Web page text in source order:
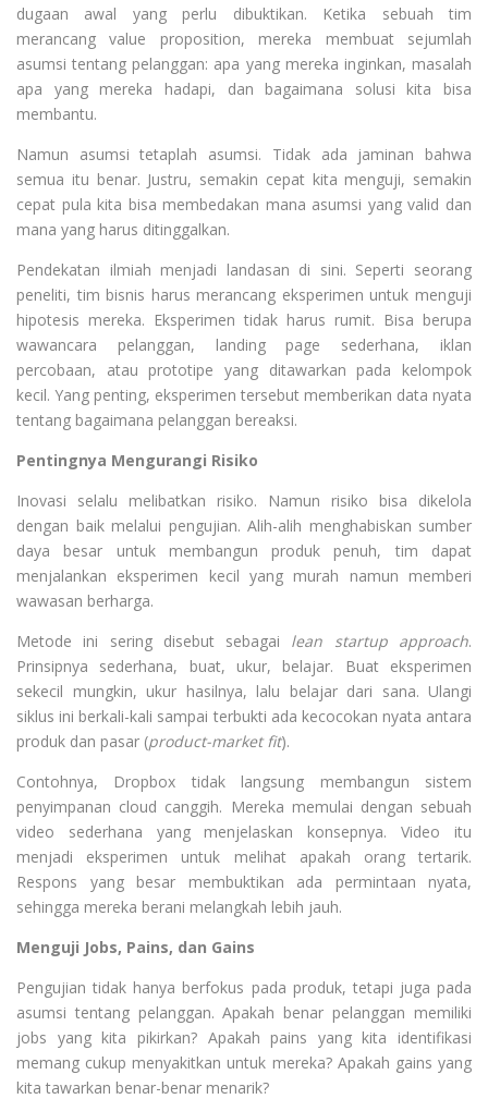
dugaan awal yang perlu dibuktikan. Ketika sebuah tim
merancang value proposition, mereka membuat sejumlah
asumsi tentang pelanggan: apa yang mereka inginkan, masalah
apa yang mereka hadapi, dan bagaimana solusi kita bisa
membantu.
Namun asumsi tetaplah asumsi. Tidak ada jaminan bahwa
semua itu benar. Justru, semakin cepat kita menguji, semakin
cepat pula kita bisa membedakan mana asumsi yang valid dan
mana yang harus ditinggalkan.
Pendekatan ilmiah menjadi landasan di sini. Seperti seorang
peneliti, tim bisnis harus merancang eksperimen untuk menguji
hipotesis mereka. Eksperimen tidak harus rumit. Bisa berupa
wawancara pelanggan, landing page sederhana, iklan
percobaan, atau prototipe yang ditawarkan pada kelompok
kecil. Yang penting, eksperimen tersebut memberikan data nyata
tentang bagaimana pelanggan bereaksi.
Pentingnya Mengurangi Risiko
Inovasi selalu melibatkan risiko. Namun risiko bisa dikelola
dengan baik melalui pengujian. Alih-alih menghabiskan sumber
daya besar untuk membangun produk penuh, tim dapat
menjalankan eksperimen kecil yang murah namun memberi
wawasan berharga.
Metode ini sering disebut sebagai lean startup approach.
Prinsipnya sederhana, buat, ukur, belajar. Buat eksperimen
sekecil mungkin, ukur hasilnya, lalu belajar dari sana. Ulangi
siklus ini berkali-kali sampai terbukti ada kecocokan nyata antara
produk dan pasar (product-market fit).
Contohnya, Dropbox tidak langsung membangun sistem
penyimpanan cloud canggih. Mereka memulai dengan sebuah
video sederhana yang menjelaskan konsepnya. Video itu
menjadi eksperimen untuk melihat apakah orang tertarik.
Respons yang besar membuktikan ada permintaan nyata,
sehingga mereka berani melangkah lebih jauh.
Menguji Jobs, Pains, dan Gains
Pengujian tidak hanya berfokus pada produk, tetapi juga pada
asumsi tentang pelanggan. Apakah benar pelanggan memiliki
jobs yang kita pikirkan? Apakah pains yang kita identifikasi
memang cukup menyakitkan untuk mereka? Apakah gains yang
kita tawarkan benar-benar menarik?